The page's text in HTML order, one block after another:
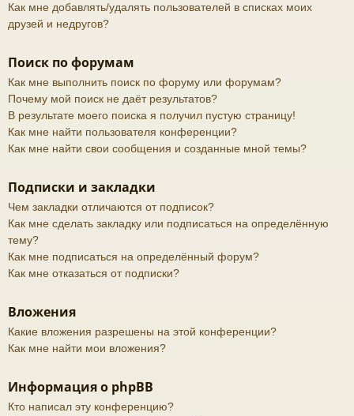
Как мне добавлять/удалять пользователей в списках моих
друзей и недругов?
Поиск по форумам
Как мне выполнить поиск по форуму или форумам?
Почему мой поиск не даёт результатов?
В результате моего поиска я получил пустую страницу!
Как мне найти пользователя конференции?
Как мне найти свои сообщения и созданные мной темы?
Подписки и закладки
Чем закладки отличаются от подписок?
Как мне сделать закладку или подписаться на определённую
тему?
Как мне подписаться на определённый форум?
Как мне отказаться от подписки?
Вложения
Какие вложения разрешены на этой конференции?
Как мне найти мои вложения?
Информация о phpBB
Кто написал эту конференцию?